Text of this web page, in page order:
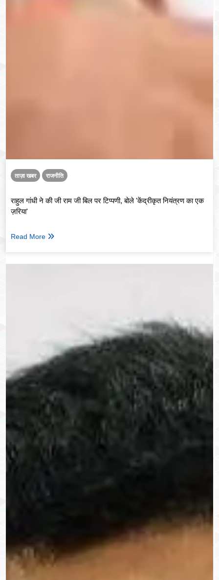
ताज़ा खबर राजनीति
राहुल गांधी ने की जी राम जी बिल पर टिप्पणी, बोले 'केंद्रीकृत नियंत्रण का एक
ज़रिया'
Read More